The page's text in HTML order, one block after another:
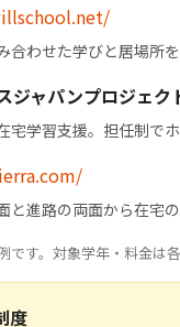
わせた学びと居場所を
ャパンプロジェク
学習支援。担任制でホ
進路の両面から在宅の
す。対象学年・料金は
度